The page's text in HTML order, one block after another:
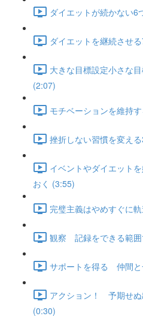
ダイエットが続かない6
ダイエットを継続させ
大きな目標設定小さな
(2:07)
モチベーションを維持
挫折しない習慣を変え
イベントやダイエット
おく (3:55)
完璧主義はやめすぐに
観察 記録をできる範囲
サポートを得る 仲間と
アクション！ 予期せぬ
(0:30)